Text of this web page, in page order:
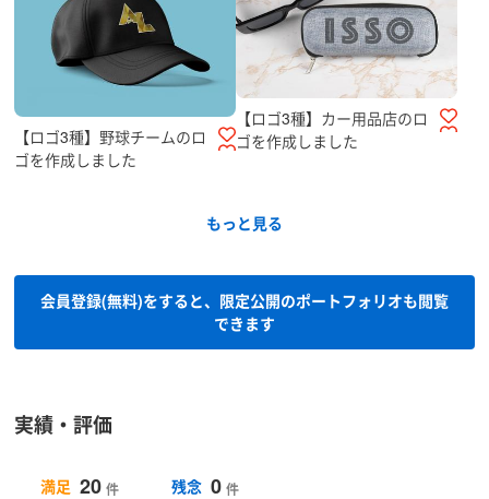
【ロゴ3種】野球チームのロ
ゴを作成しました
【ロゴ3種】カー用品店のロ
ゴを作成しました
もっと見る
会員登録(無料)をすると、限定公開のポートフォリオも閲覧
できます
実績・評価
満足 20 件 残念 0 件